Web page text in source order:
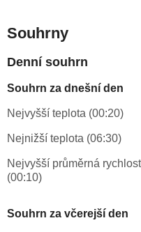
Souhrny
Denní souhrn
Souhrn za dnešní den
Nejvyšší teplota (00:20)
Nejnižší teplota (06:30)
Nejvyšší průměrná
(00:10)
Souhrn za včerejší den